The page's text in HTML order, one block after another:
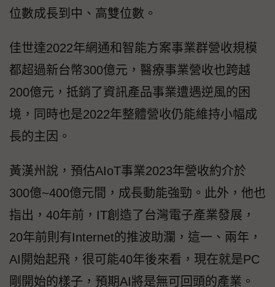
位數成長到中、高雙位數。
佳世達2022年網通和智能方案事業群營收規模
都超過新台幣300億元，醫療事業營收也跨越
200億元，抵銷了資訊產品事業遭遇逆風的困
境，同時也是2022年整體營收仍能維持小幅成
長的主因。
黃漢州說，預估AIoT事業2023年營收約介於
300億~400億元間，成長動能強勁。此外，他也
指出，40年前，IT創造了台灣電子產業發展，
20年前則有Internet的推波助瀾，這一、兩年，
AI開始起飛，很可能40年後來看，現在就是PC
剛開始的樣子，預期AI將是無可回頭的產業。